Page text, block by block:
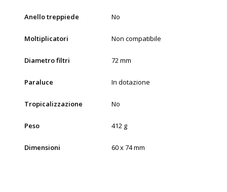
Anello treppiede No
Moltiplicatori Non compatibile
Diametro filtri 72 mm
Paraluce In dotazione
Tropicalizzazione No
Peso 412 g
Dimensioni 60 x 74 mm